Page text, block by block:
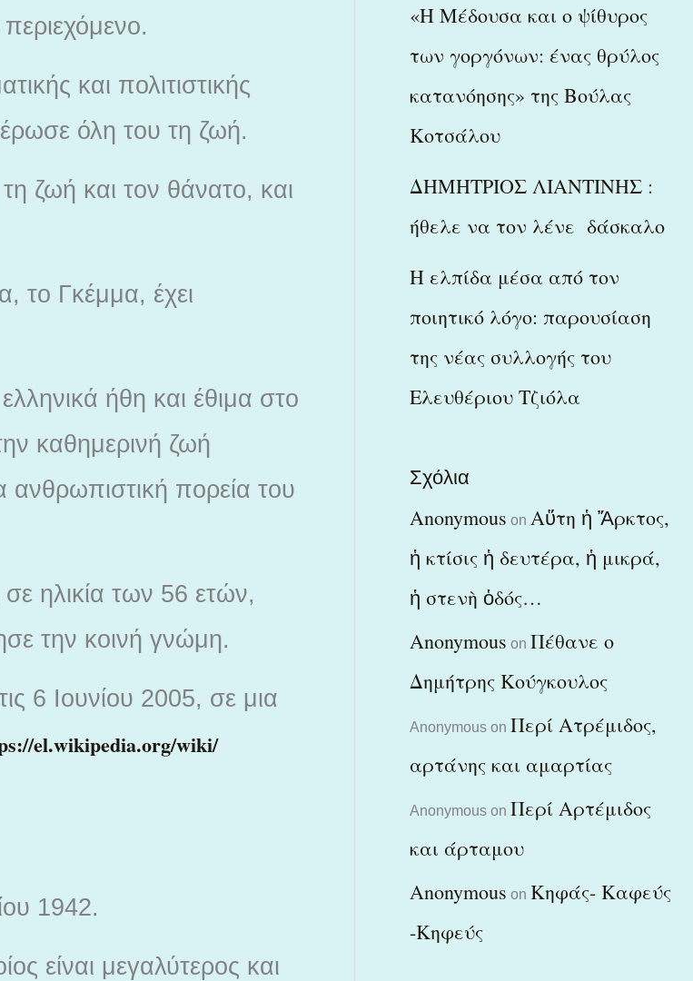
και πολιτιστικής
όλη του τη ζωή.
ζωή και τον θάνατο, και
το Γκέμμα, έχει
ήθη και έθιμα στο
καθημερινή ζωή
ανθρωπιστική πορεία του
ηλικία των 56 ετών,
την κοινή γνώμη.
6 Ιουνίου 2005, σε μια
el.wikipedia.org/wiki/
1942.
είναι μεγαλύτερος και
«Η Μέδουσα και ο ψίθυρος
των γοργόνων: ένας θρύλος
κατανόησης» της Βούλας
Κοτσάλου
ΔΗΜΗΤΡΙΟΣ ΛΙΑΝΤΙΝΗΣ :
ήθελε να τον λένε δάσκαλο
Η ελπίδα μέσα από τον
ποιητικό λόγο: παρουσίαση
της νέας συλλογής του
Ελευθέριου Τζιόλα
Σχόλια
Anonymous on Αὕτη ἡ Ἄρκτος,
ἡ κτίσις ἡ δευτέρα, ἡ μικρά,
ἡ στενὴ ὁδός…
Anonymous on Πέθανε ο
Δημήτρης Κούγκουλος
Anonymouson Περί Ατρέμιδος,
αρτάνης και αμαρτίας
Anonymouson Περί Αρτέμιδος
και άρταμου
Anonymous on Κηφάς- Καφεύς
-Κηφεύς